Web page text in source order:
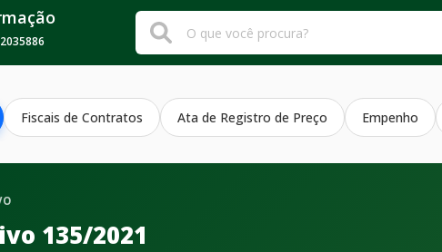
Fiscais de Contratos Ata de Registro de Preço Empenho
135/2021